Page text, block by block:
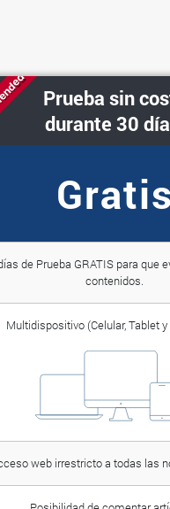
Prueba sin
durante 30
Gratis
de Prueba GRATIS para que
contenidos.
Multidispositivo (Celular, Tablet
web irrestricto a todas las